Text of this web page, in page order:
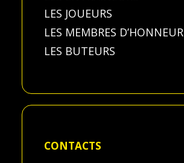
LES JOUEURS
LES MEMBRES D’HONNEUR
LES BUTEURS
CONTACTS